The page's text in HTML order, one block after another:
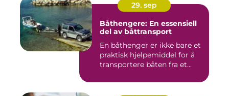
29. sep
Båthengere: En essensiell
del av båttransport
En båthenger er ikke bare et
praktisk hjelpemiddel for å
transportere båten fra et...